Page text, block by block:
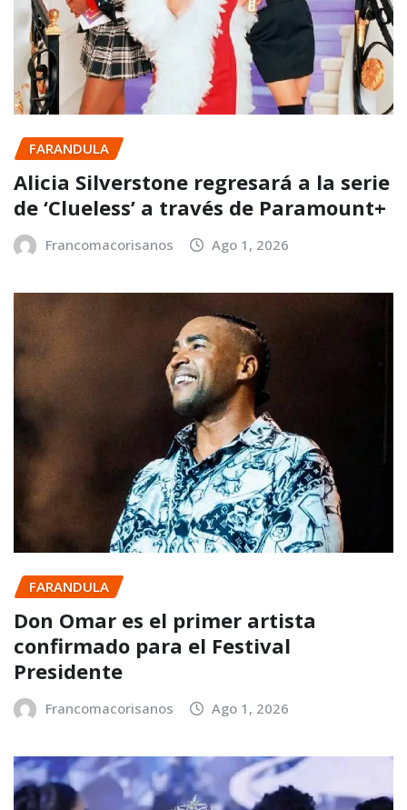
FARANDULA
Alicia Silverstone regresará a la serie
de ‘Clueless’ a través de Paramount+
Francomacorisanos Ago 1, 2026
FARANDULA
Don Omar es el primer artista
confirmado para el Festival
Presidente
Francomacorisanos Ago 1, 2026